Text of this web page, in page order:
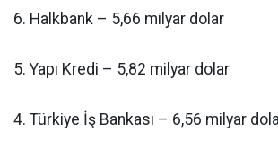
6. Halkbank – 5,66 milyar dolar
5. Yapı Kredi – 5,82 milyar dolar
4. Türkiye İş Bankası – 6,56 milyar